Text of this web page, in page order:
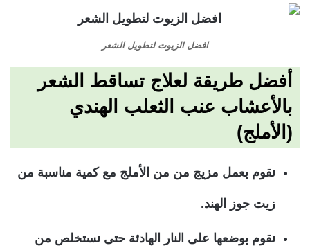
افضل الزيوت لتطويل الشعر
أفضل طريقة لعلاج تساقط الشعر
بالأعشاب عنب الثعلب الهندي
(الأملج)
نقوم بعمل مزيج من من الأملج مع كمية مناسبة من
زيت جوز الهند.
نقوم بوضعها على النار الهادئة حتى نستخلص من